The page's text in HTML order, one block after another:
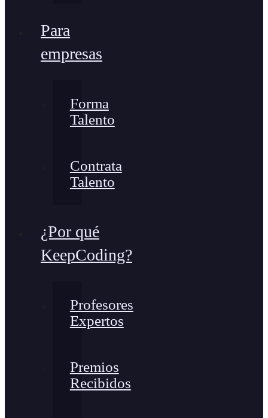
Para
empresas
Forma
Talento
Contrata
Talento
¿Por qué
KeepCoding?
Profesores
Expertos
Premios
Recibidos